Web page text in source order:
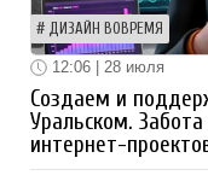
ДИЗАЙН ВОВРЕМЯ
12:06 | 28 июля
Создаем и
Уральском.
интернет-